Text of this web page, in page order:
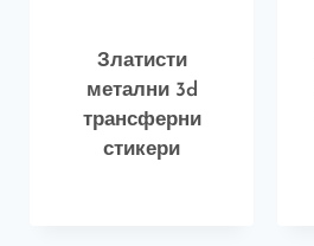
Златисти
метални 3d
трансферни
стикери